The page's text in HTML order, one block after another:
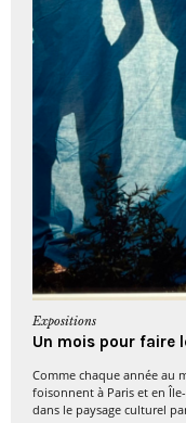
Expositions
Un mois pour faire
Comme chaque année au
foisonnent à Paris et en
dans le paysage culturel